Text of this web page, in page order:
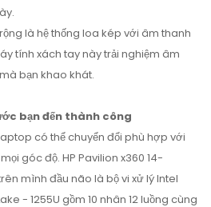
là hệ thống loa kép với âm thanh
tính xách tay này trải nghiệm âm
bạn khao khát.
bạn đến thành công
có thể chuyển đổi phù hợp với
góc độ. HP Pavilion x360 14-
mình đầu não là bộ vi xử lý Intel
- 1255U gồm 10 nhân 12 luồng cùng